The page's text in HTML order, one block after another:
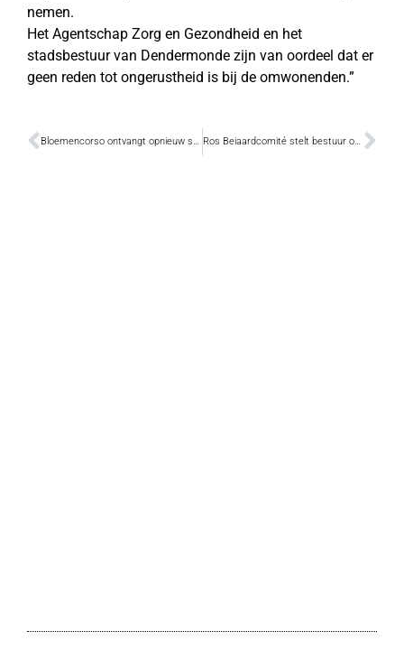
nemen.
Het Agentschap Zorg en Gezondheid en het
stadsbestuur van Dendermonde zijn van oordeel dat er
geen reden tot ongerustheid is bij de omwonenden.”
Bloemencorso ontvangt opnieuw subsidie van Vlaamse gemeenschap Ros Beiaardcomité stelt bestuur opnieuw samen